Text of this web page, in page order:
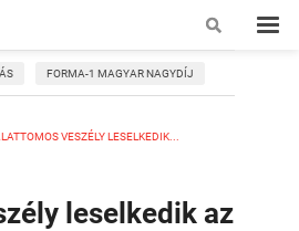
FORMA-1 MAGYAR NAGYDÍJ
VESZÉLY LESELKEDIK...
leselkedik az